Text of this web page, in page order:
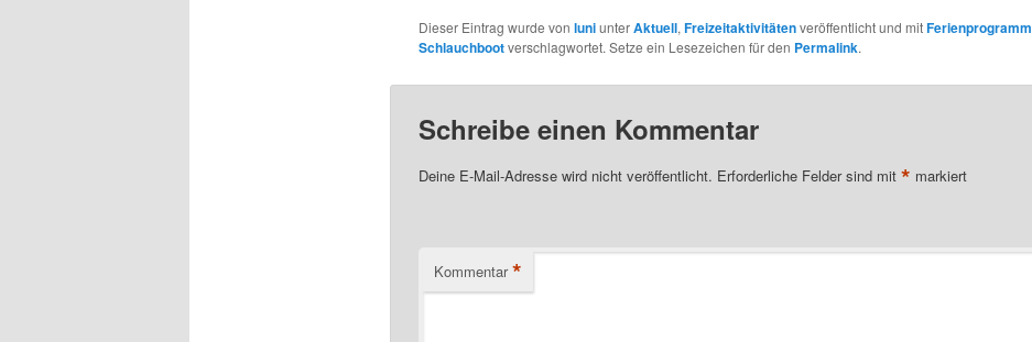
Dieser Eintrag wurde von luniunterAktuell, Freizeitaktivitätenveröffentlicht und mitFerienprogramm
Schlauchbootverschlagwortet. Setze ein Lesezeichen für den Permalink.
Schreibe einen Kommentar
Deine E-Mail-Adresse wird nicht veröffentlicht. Erforderliche Felder sind mit * markiert
Kommentar *